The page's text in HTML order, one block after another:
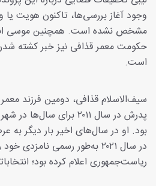
وجود آغاز بررسی‌ها، تاکنون هویت یا
مشخص نشده است. همچنین موسی
حکومت معمر قذافی نیز خبر کشته
است.
سیف‌الاسلام قذافی، دومین فرزند
پدرش در سال ۲۰۱۱ برای
بود. او در سال‌های اخیر بار دیگر به
در سال ۲۰۲۱ به‌طور رسمی نامزدی
ریاست‌جمهوری اعلام کرده بود؛